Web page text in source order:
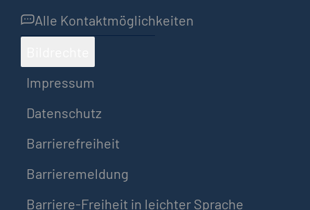
Alle Kontaktmöglichkeiten
Impressum
Datenschutz
Barrierefreiheit
Barrieremeldung
Barriere-Freiheit in leichter Sprache